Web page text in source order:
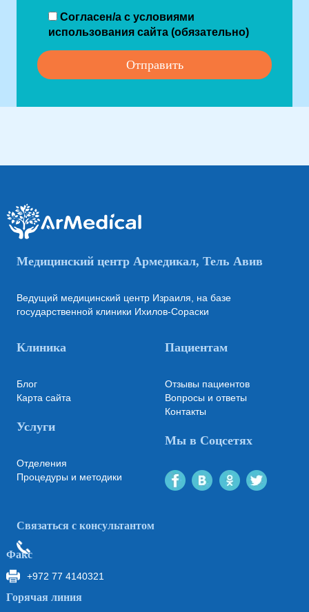
Согласен/а с условиями
использования сайта (обязательно)
Медицинский центр Армедикал, Тель Авив
Ведущий медицинский центр Израиля, на базе
государственной клиники Ихилов-Сораски
Клиника
Блог
Карта сайта
Услуги
Отделения
Процедуры и методики
Пациентам
Отзывы пациентов
Вопросы и ответы
Контакты
Мы в Соцсетях
Связаться с консультантом
Факс
+972 77 4140321
Горячая линия